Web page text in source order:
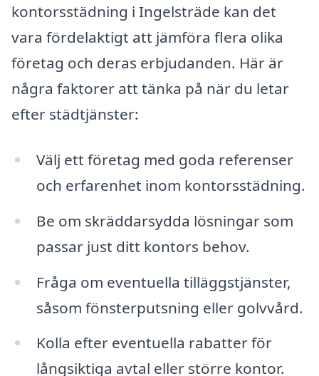
kontorsstädning i Ingelsträde kan det
vara fördelaktigt att jämföra flera olika
företag och deras erbjudanden. Här är
några faktorer att tänka på när du letar
efter städtjänster:
Välj ett företag med goda referenser
och erfarenhet inom kontorsstädning.
Be om skräddarsydda lösningar som
passar just ditt kontors behov.
Fråga om eventuella tilläggstjänster,
såsom fönsterputsning eller golvvård.
Kolla efter eventuella rabatter för
långsiktiga avtal eller större kontor.